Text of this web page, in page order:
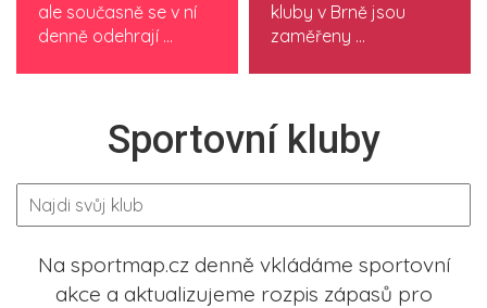
ale současně se v ní
denně odehrají ...
kluby v Brně jsou
zaměřeny ...
Sportovní kluby
Na sportmap.cz denně vkládáme sportovní
akce a aktualizujeme rozpis zápasů pro